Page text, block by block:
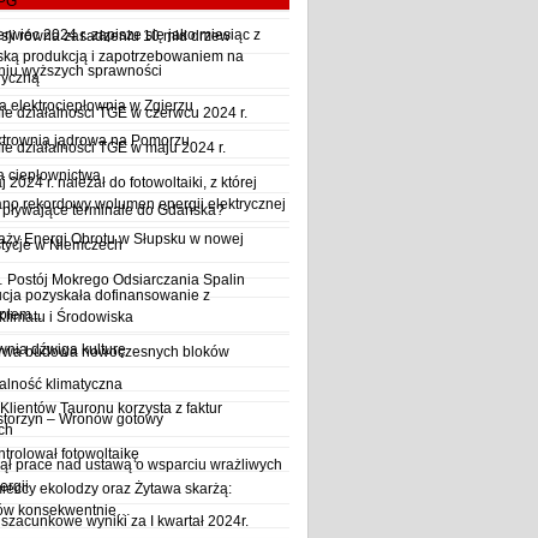
równa zasadzeniu 10 mld drzew
wyższych sprawności
elektrociepłownia w Zgierzu
jądrowa na Pomorzu
ciepłownictwa
terminale do Gdańska?
w Niemczech
Mokrego Odsiarczania Spalin
dźwiga kulturę
klimatyczna
– Wronów gotowy
fotowoltaikę
ekolodzy oraz Żytawa skarżą:
konsekwentnie…
2024 r. zapisze się jako miesiąc z
produkcją i zapotrzebowaniem na
działalności TGE w czerwcu 2024 r.
działalności TGE w maju 2024 r.
2024 r. należał do fotowoltaiki, z której
rekordowy wolumen energii elektrycznej
Energi Obrotu w Słupsku w nowej
pozyskała dofinansowanie z
i Środowiska
budowa nowoczesnych bloków
Tauronu korzysta z faktur
prace nad ustawą o wsparciu wrażliwych
wyniki za I kwartał 2024r.